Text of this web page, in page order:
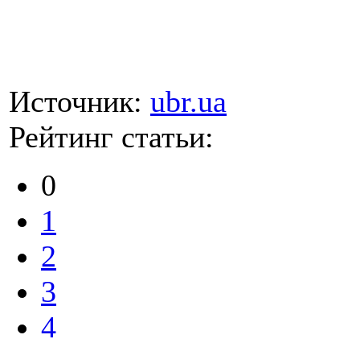
Источник: ubr.ua
Рейтинг статьи:
0
1
2
3
4